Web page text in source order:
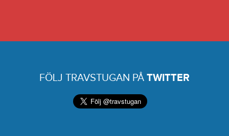
FÖLJ TRAVSTUGAN PÅ TWITTER